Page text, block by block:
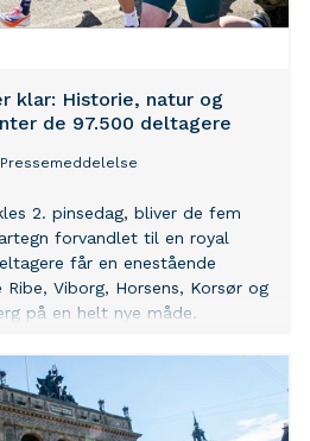
klar: Historie, natur og
de 97.500 deltagere
Pressemeddelelse
2. pinsedag, bliver de fem
forvandlet til en royal
får en enestående
Viborg, Horsens, Korsør og
på en helt nye måde.